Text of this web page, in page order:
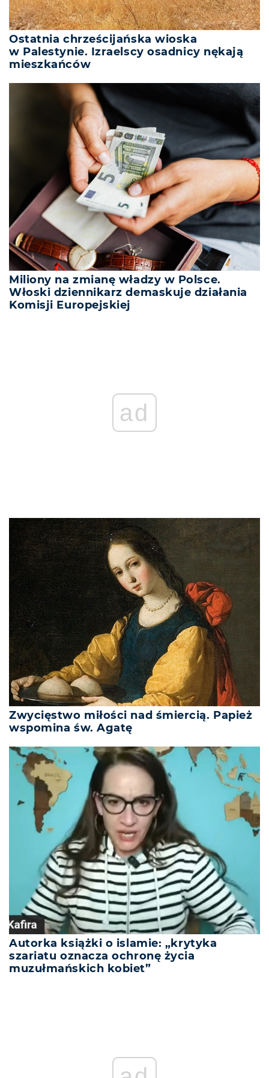
Ostatnia chrześcijańska wioska
w Palestynie. Izraelscy osadnicy nękają
mieszkańców
Miliony na zmianę władzy w Polsce.
Włoski dziennikarz demaskuje działania
Komisji Europejskiej
ad
Zwycięstwo miłości nad śmiercią. Papież
wspomina św. Agatę
Autorka książki o islamie: „krytyka
szariatu oznacza ochronę życia
muzułmańskich kobiet”